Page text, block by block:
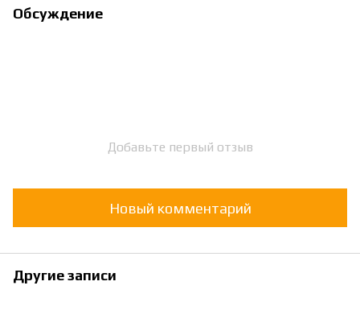
Обсуждение
Добавьте первый отзыв
Новый комментарий
Другие записи